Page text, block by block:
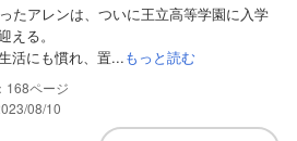
たアレンは、ついに王立高等学園に入学
える。
活にも慣れ、置...もっと読む
168
08/10